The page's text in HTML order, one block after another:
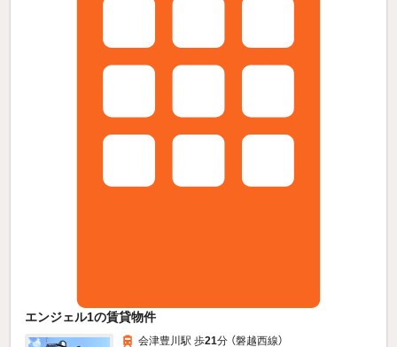
エンジェル1の賃貸物件
会津豊川駅 歩21分 （磐越西線）